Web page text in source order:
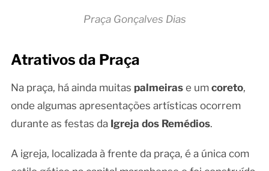
Praça Gonçalves Dias
Atrativos da Praça
Na praça, há ainda muitas palmeirase um coreto,
onde algumas apresentações artísticas ocorrem
durante as festas da Igreja dos Remédios.
A igreja, localizada à frente da praça, é a única com